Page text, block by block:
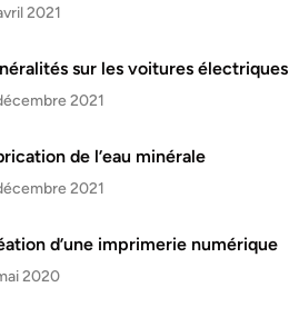
2021
sur les voitures électriques
2021
de l’eau minérale
2021
d’une imprimerie numérique
2020